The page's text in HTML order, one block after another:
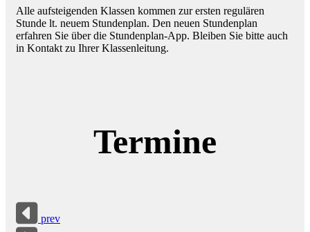
Alle aufsteigenden Klassen kommen zur ersten regulären
Stunde lt. neuem Stundenplan. Den neuen Stundenplan
erfahren Sie über die Stundenplan-App. Bleiben Sie bitte auch
in Kontakt zu Ihrer Klassenleitung.
Termine
prev